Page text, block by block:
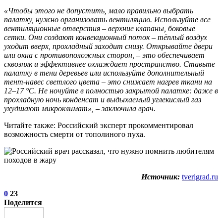
«Чтобы этого не допустить, мало правильно выбрать
палатку, нужно организовать вентиляцию. Используйте все
вентиляционные отверстия – верхние клапаны, боковые
сетки. Они создают конвекционный поток – тёплый воздух
уходит вверх, прохладный заходит снизу. Открывайте двери
или окна с противоположных сторон, – это обеспечивает
сквозняк и эффективнее охлаждает пространство. Ставьте
палатку в тени деревьев или используйте дополнительный
тент-навес светлого цвета – это снижает нагрев ткани на
12–17 °С. Не ночуйте в полностью закрытой палатке: даже в
прохладную ночь конденсат и выдыхаемый углекислый газ
ухудшают микроклимат», – заключила врач.
Читайте также: Российский эксперт прокомментировал
возможность смерти от тополиного пуха.
Источник: tverigrad.ru
0 23
Поделится